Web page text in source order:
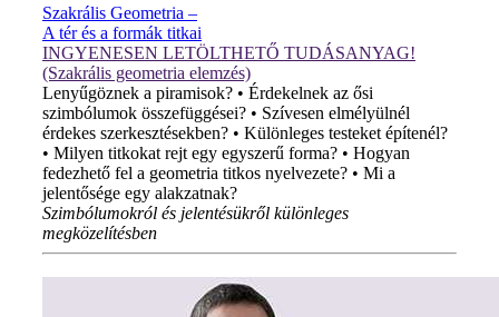
Szakrális Geometria –
A tér és a formák titkai
INGYENESEN LETÖLTHETŐ TUDÁSANYAG!
(Szakrális geometria elemzés)
Lenyűgöznek a piramisok? • Érdekelnek az ősi
szimbólumok összefüggései? • Szívesen elmélyülnél
érdekes szerkesztésekben? • Különleges testeket építenél?
• Milyen titkokat rejt egy egyszerű forma? • Hogyan
fedezhető fel a geometria titkos nyelvezete? • Mi a
jelentősége egy alakzatnak?
Szimbólumokról és jelentésükről különleges
megközelítésben